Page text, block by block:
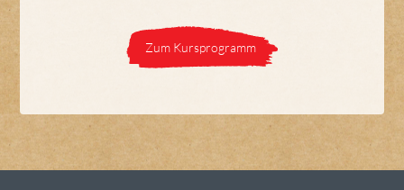
Zum Kursprogramm